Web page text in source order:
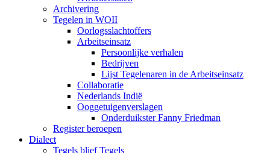
Archivering
Tegelen in WOII
Oorlogsslachtoffers
Arbeitseinsatz
Persoonlijke verhalen
Bedrijven
Lijst Tegelenaren in de Arbeitseinsatz
Collaboratie
Nederlands Indië
Ooggetuigenverslagen
Onderduikster Fanny Friedman
Register beroepen
Dialect
Tegels blief Tegels